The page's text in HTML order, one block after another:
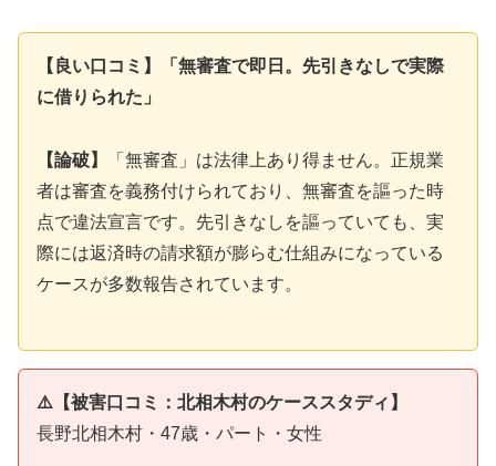
【良い口コミ】「無審査で即日。先引きなしで実際
に借りられた」
【論破】
「無審査」は法律上あり得ません。正規業
者は審査を義務付けられており、無審査を謳った時
点で違法宣言です。先引きなしを謳っていても、実
際には返済時の請求額が膨らむ仕組みになっている
ケースが多数報告されています。
⚠️【被害口コミ：北相木村のケーススタディ】
長野北相木村・47歳・パート・女性